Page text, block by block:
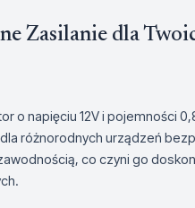
Zasilanie dla
o napięciu 12V i pojemności
różnorodnych urządzeń
co czyni go